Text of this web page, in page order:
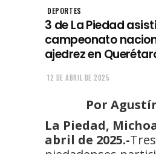
DEPORTES
3 de La Piedad
campeonato
ajedrez en
12 DE ABRIL DE 2025
Por
La Piedad,
abril de 2025.-Tres